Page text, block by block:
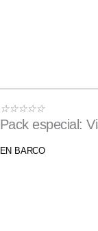
☆☆☆☆☆Valorado
con
de
Pack especial:
EN BARCO